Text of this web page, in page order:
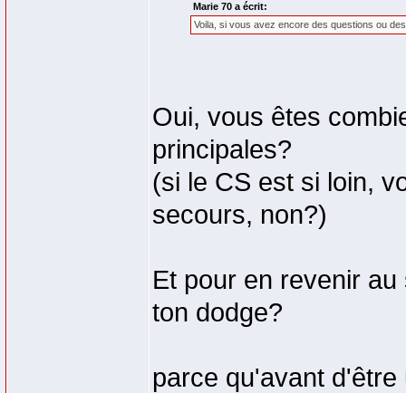
Marie 70 a écrit:
Voila, si vous avez encore des questions ou
Oui, vous êtes
principales?
(si le CS est si loin,
secours, non?)
Et pour en revenir
ton dodge?
parce qu'avant